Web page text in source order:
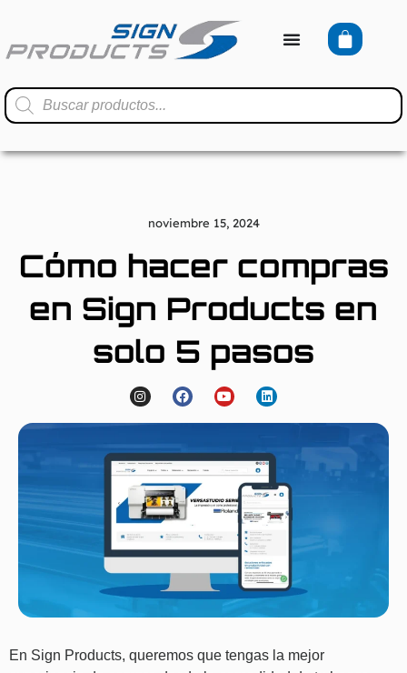
noviembre 15, 2024
Cómo hacer compras
en Sign Products en
solo 5 pasos
En Sign Products, queremos que tengas la mejor